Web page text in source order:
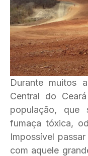
Durante muitos
Central do
população, que
fumaça tóxica,
Impossível
com aquele